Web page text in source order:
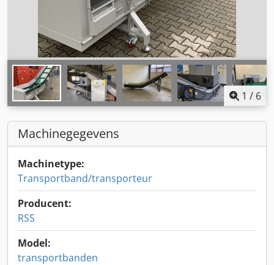
1 / 6
Machinegegevens
Machinetype:
Transportband/transporteur
Producent:
RSS
Model:
transportbanden